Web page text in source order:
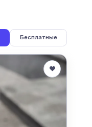
Бесплатные